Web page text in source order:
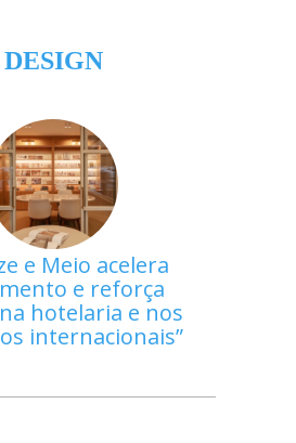
DESIGN
e Meio acelera
e reforça
hotelaria e nos
internacionais